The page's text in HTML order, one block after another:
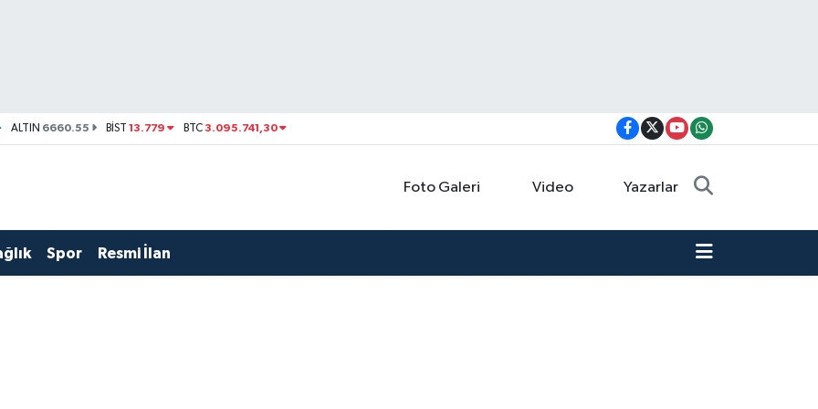
ALTIN 6660.55 BİST13.779 BTC3.095.741,30
Foto Galeri Video Yazarlar
Spor Resmi İlan